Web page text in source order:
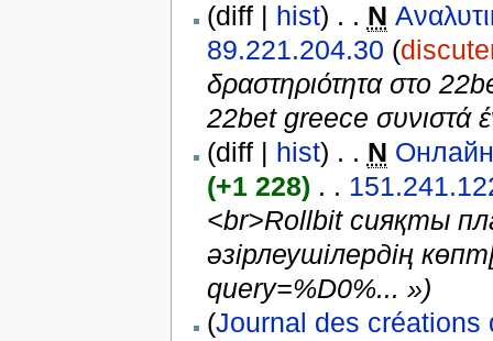
(diff |
hist) . . N
89.221.204.30 (
δραστηριότητα στο
22bet greece συνιστά
(diff |
hist) . . N
(+1 228) . .
<br>Rollbit сияқты
әзірлеушілердің
query=%D0%... »)
(Journal des créations